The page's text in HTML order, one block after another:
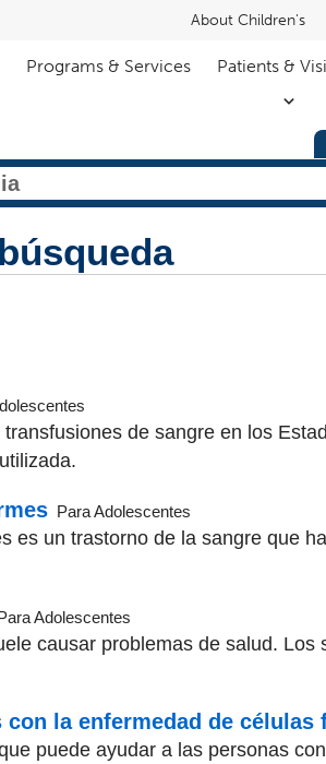
About Children's
Programs & Services Patients &
de sangre en los
Para Adolescentes
es un trastorno de la sangre que
Adolescentes
causar problemas de salud.
la enfermedad de células
puede ayudar a las personas